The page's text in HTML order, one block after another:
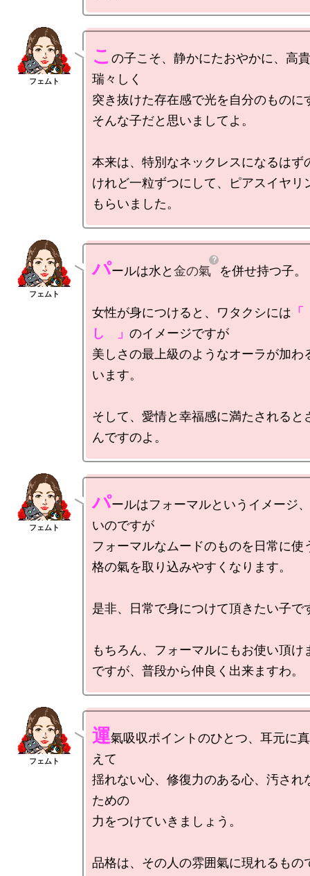
こ の子こそ、静かにたおやかに、高
瑞々しく
突き抜けた存在感で光を自分のものに
そんな子だと思いましてよ。
本来は、特別なネックレスになるはず
けれど一粒ずつにして、ピアスイヤリ
パールは水と金の氣 を併せ持つ子。
女性が身につけると、ワタクシには
し　」 のイメージですが
美しさの最上級のようなオーラが加わ
います。
そして、愛情と幸福感に満たされると
パールはフォーマルというイメージ
いのですが
フォーマルなムードのものを日常に使
格の氣を取り込みやすくなります。
是非、日常で身につけて頂きたい子で
もちろん、フォーマルにもお使い頂け
運氣吸収ポイントのひとつ、耳元に
えて
揺れない心、修復力のある心、汚され
ための
力をつけていきましょう。
品格は、その人の雰囲氣に現れるもの